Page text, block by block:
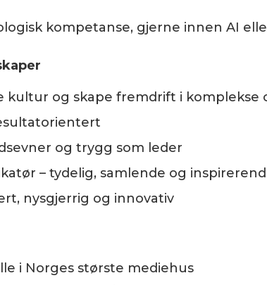
kompetanse, gjerne innen AI
kultur og skape fremdrift i komplekse
og trygg som leder
– tydelig, samlende og
nysgjerrig og innovativ
i Norges største mediehus